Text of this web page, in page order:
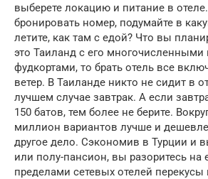
выберете локацию и питание в
бронировать номер, подумайте в
летите, как там с едой? Что вы
это Таиланд с его
фудкортами, то брать отель все
ветер. В Таиланде никто не сидит в
лучшем случае завтрак. А если
150 батов, тем более не берите.
миллион вариантов лучше и
другое дело. Сэкономив в Турции и
или полу-пансион, вы разоритесь на
пределами сетевых отелей